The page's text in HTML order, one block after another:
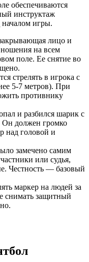
обеспечиваются
инструктаж
началом игры.
лицо и
ношения на всем
поле. Ее снятие во
стрелять в игрока с
5-7 метров). При
противнику
и разбился шарик с
Он должен громко
над головой и
замечено самим
или судья,
Честность — базовый
маркер на людей за
снимать защитный